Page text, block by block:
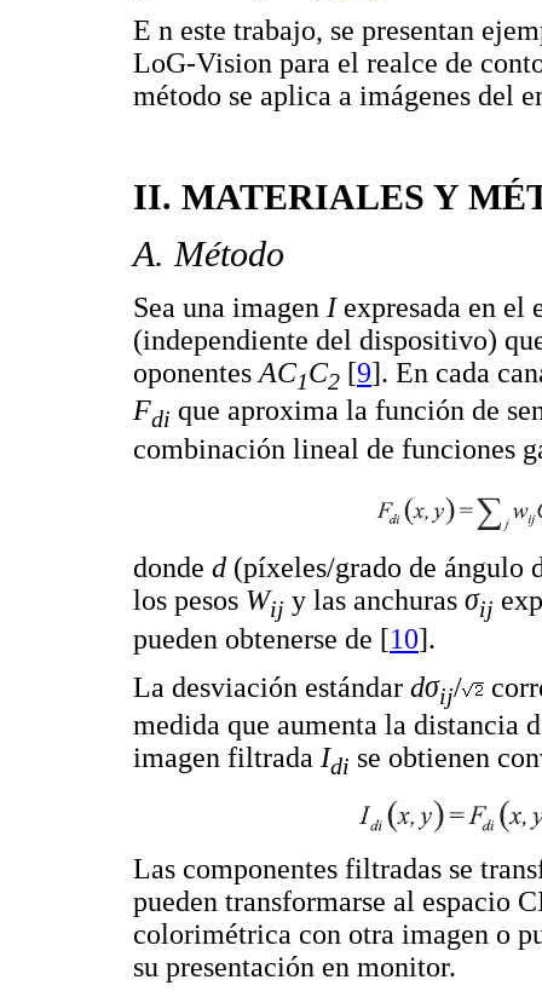
E n este trabajo, se presentan
LoG-Vision para el realce de
método se aplica a imágenes del
II. MATERIALES Y
A. Método
Sea una imagen Iexpresada en el
(independiente del dispositivo)
oponentes AC1C2 [9]. En cada
Fdi que aproxima la función de
combinación lineal de funciones
donde d (píxeles/grado de ángulo
los pesos Wij y las anchuras σij
pueden obtenerse de [10].
La desviación estándar dσij/
medida que aumenta la distancia
imagen filtrada Idi se obtienen
Las componentes filtradas se
pueden transformarse al espacio
colorimétrica con otra imagen o
su presentación en monitor.